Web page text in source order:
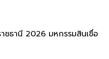
ชธานี 2026 มหกรรมสินเชื่อ